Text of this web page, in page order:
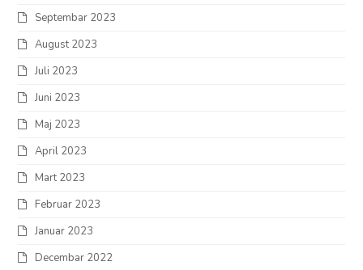
Septembar 2023
August 2023
Juli 2023
Juni 2023
Maj 2023
April 2023
Mart 2023
Februar 2023
Januar 2023
Decembar 2022